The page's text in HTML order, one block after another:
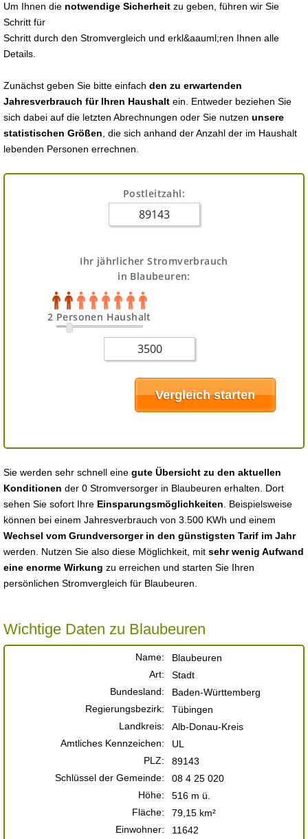
Um Ihnen die notwendige Sicherheit zu geben, führen wir Sie
Schritt für
Schritt durch den Stromvergleich und erkl&aauml;ren Ihnen alle
Details.
Zunächst geben Sie bitte einfach den zu erwartenden
Jahresverbrauch für Ihren Haushalt ein. Entweder beziehen Sie
sich dabei auf die letzten Abrechnungen oder Sie nutzen unsere
statistischen Größen , die sich anhand der Anzahl der im Haushalt
lebenden Personen errechnen.
Postleitzahl:
Ihr jährlicher Stromverbrauch
in Blaubeuren:
2 Personen Haushalt
Sie werden sehr schnell eine gute Übersicht zu den aktuellen
Konditionen der 0 Stromversorger in Blaubeuren erhalten. Dort
sehen Sie sofort Ihre Einsparungsmöglichkeiten . Beispielsweise
können bei einem Jahresverbrauch von 3.500 KWh und einem
Wechsel vom Grundversorger in den günstigsten Tarif im Jahr
werden. Nutzen Sie also diese Möglichkeit, mit sehr wenig Aufwand
eine enorme Wirkung zu erreichen und starten Sie Ihren
persönlichen Stromvergleich für Blaubeuren.
Wichtige Daten zu Blaubeuren
Name:
Blaubeuren
Art:
Stadt
Bundesland:
Baden-Württemberg
Regierungsbezirk:
Tübingen
Landkreis:
Alb-Donau-Kreis
Amtliches Kennzeichen:
UL
PLZ:
89143
Schlüssel der Gemeinde:
08 4 25 020
Höhe:
516 m ü.
Fläche:
79,15 km²
Einwohner:
11642